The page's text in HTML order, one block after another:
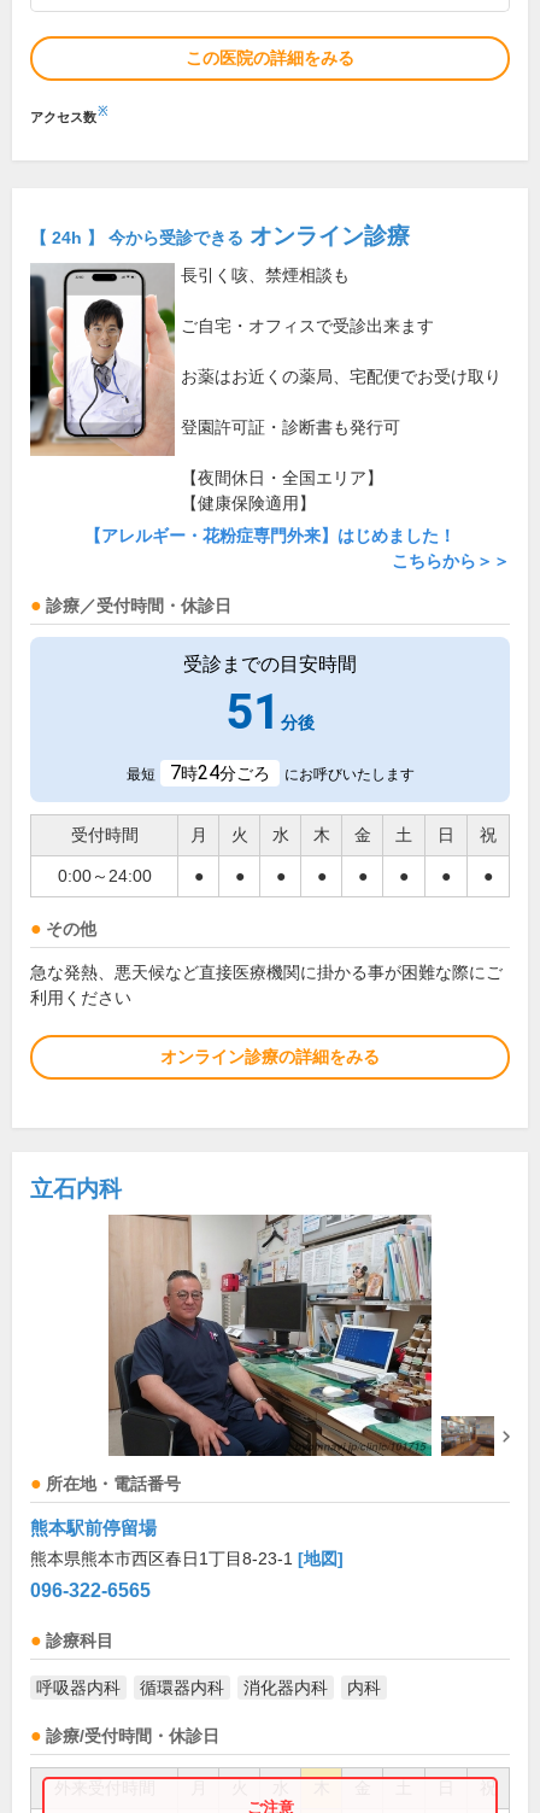
この医院の詳細をみる
アクセス数※
【 24h 】 今から受診できる オンライン診療
長引く咳、禁煙相談も
ご自宅・オフィスで受診出来ます
お薬はお近くの薬局、宅配便でお受け取り
登園許可証・診断書も発行可
【夜間休日・全国エリア】
【健康保険適用】
【アレルギー・花粉症専門外来】はじめました！
こちらから＞＞
診療／受付時間・休診日
受診までの目安時間
51 分後
最短 7時24分ごろ にお呼びいたします
受付時間 月 火 水 木 金 土 日 祝
0:00～24:00 ● ● ● ● ● ● ● ●
その他
急な発熱、悪天候など直接医療機関に掛かる事が困難な際にご
利用ください
オンライン診療の詳細をみる
立石内科
所在地・電話番号
熊本駅前停留場
熊本県熊本市西区春日1丁目8-23-1 [地図]
096-322-6565
診療科目
呼吸器内科 循環器内科 消化器内科 内科
診療/受付時間・休診日
祝